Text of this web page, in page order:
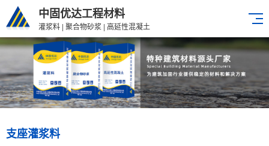
中固优达工程材料
灌浆料 | 聚合物砂浆 | 高延性混凝土
支座灌浆料